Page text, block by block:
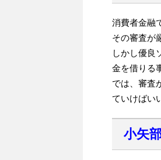
消費者金融
その審査が
しかし優良
金を借りる
では、審査
ていけばい
小矢